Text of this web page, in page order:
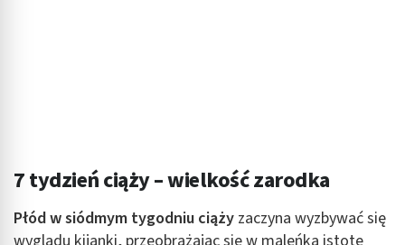
7 tydzień ciąży – wielkość zarodka
Płód w siódmym tygodniu ciąży zaczyna wyzbywać się